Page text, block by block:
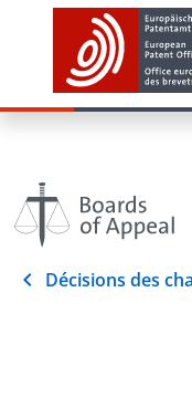
Décisions des